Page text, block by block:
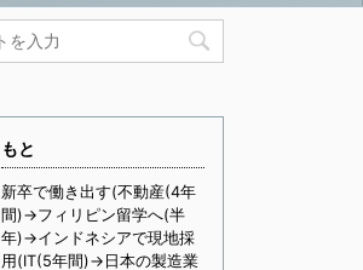
もと
新卒で働き出す(不動産(4年
間)→フィリピン留学へ(半
年)→インドネシアで現地採
用(IT(5年間)→日本の製造業